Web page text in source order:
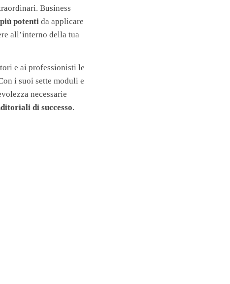
Business
potenti da applicare
all’interno della tua
e ai professionisti le
i suoi sette moduli e
necessarie
di successo.